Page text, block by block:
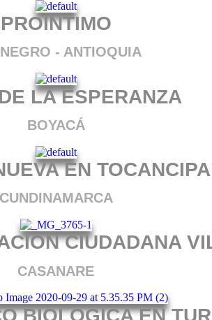
PROINTIMO
- ANTIOQUIA
LA ESPERANZA
BOYACÁ
EN TOCANCIPA
CUNDINAMARCA
CIUDADANA
CASANARE
BIOLOGICA EN